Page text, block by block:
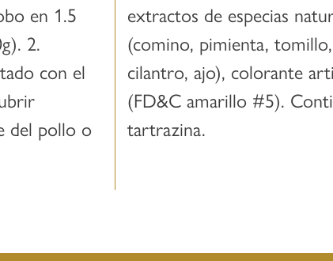
en 1.5
2.
con el
del pollo o
extractos de especias
(comino, pimienta,
cilantro, ajo), colorante
(FD&C amarillo #5).
tartrazina.